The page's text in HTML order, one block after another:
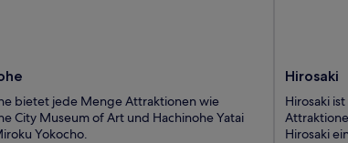
bietet jede Menge Attraktionen wie
City Museum of Art und Hachinohe Yatai
Yokocho.
Hirosaki
Hirosaki
Hirosaki